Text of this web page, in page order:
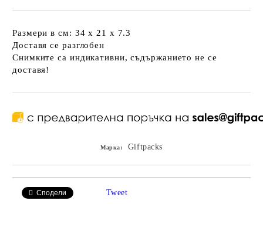
Размери в см: 34 x 21 x 7.3
Доставя се разглобен
Снимките са индикативни, съдържанието не се
доставя!
Марка: Giftpacks
Сподели Tweet